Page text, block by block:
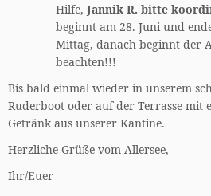
Hilfe, Jannik R. bitte
beginnt am 28. Juni und
Mittag, danach beginnt der
beachten!!!
Bis bald einmal wieder in unserem
Ruderboot oder auf der Terrasse mit
Getränk aus unserer Kantine.
Herzliche Grüße vom Allersee,
Ihr/Euer